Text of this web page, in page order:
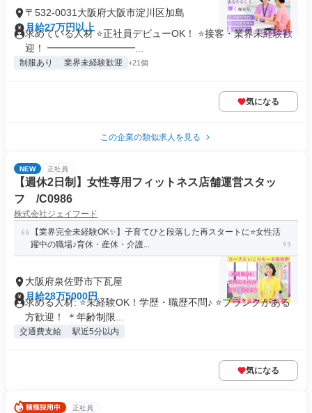
〒532-0031大阪府大阪市淀川区加島
月給27万円以上
求めている人材 ⭐正社員デビューOK！ ⭐接客・業界未経験歓
迎！ ━━━━━━━━━...
制服あり 業界未経験歓迎 +21個
気になる
この企業の類似求人を見る
NEW 正社員
【週休2日制】女性専用フィットネス店舗運営スタッ
フ /C0986
株式会社ジェイフード
【業界完全未経験OK✨】子育てひと段落した再スタートに⭐女性活
躍中の職場♪育休・産休・介護...
大阪府泉佐野市下瓦屋
月給28万5000円
求める人材: ⭐未経験OK！学歴・職歴不問♪ ⭐ブランクがある
方歓迎！ ＊年齢制限...
交通費支給 駅近5分以内
気になる
正社員